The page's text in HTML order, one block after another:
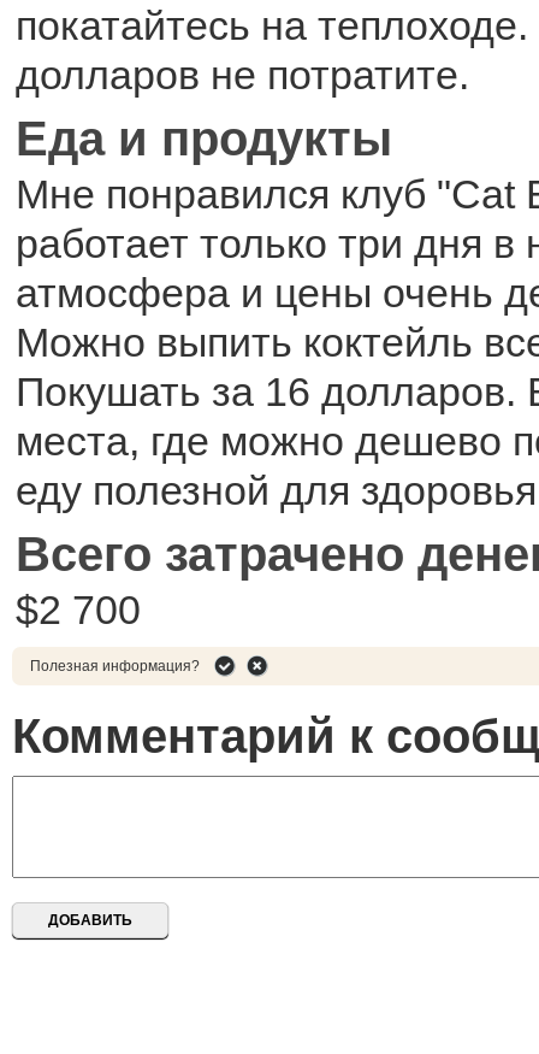
покатайтесь на
долларов не потратите.
Еда и продукты
Мне понравился клуб "Cat
работает только три дня
атмосфера и цены очень
Можно выпить коктейль
Покушать за 16 долларов.
места, где можно дешево
еду полезной для
Всего затрачено
$2 700
Полезная информация?
Комментарий к